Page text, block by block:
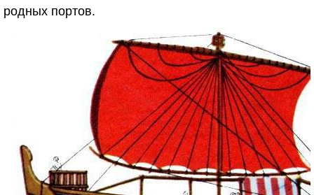
родных портов.